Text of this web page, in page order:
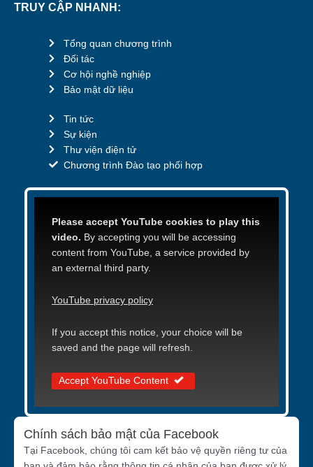
TRUY CẬP NHANH:
Tổng quan chương trình
Đối tác
Cơ hội nghề nghiệp
Bảo mật dữ liệu
Tin tức
Sự kiện
Thư viện điện tử
Chương trình Đào tạo phối hợp
Please accept YouTube cookies to play this
video. By accepting you will be accessing
content from YouTube, a service provided by
an external third party.
YouTube privacy policy
If you accept this notice, your choice will be
saved and the page will refresh.
Accept YouTube Content
Chính sách bảo mật của Facebook
Tại Facebook, chúng tôi cam kết bảo vệ quyền riêng tư của